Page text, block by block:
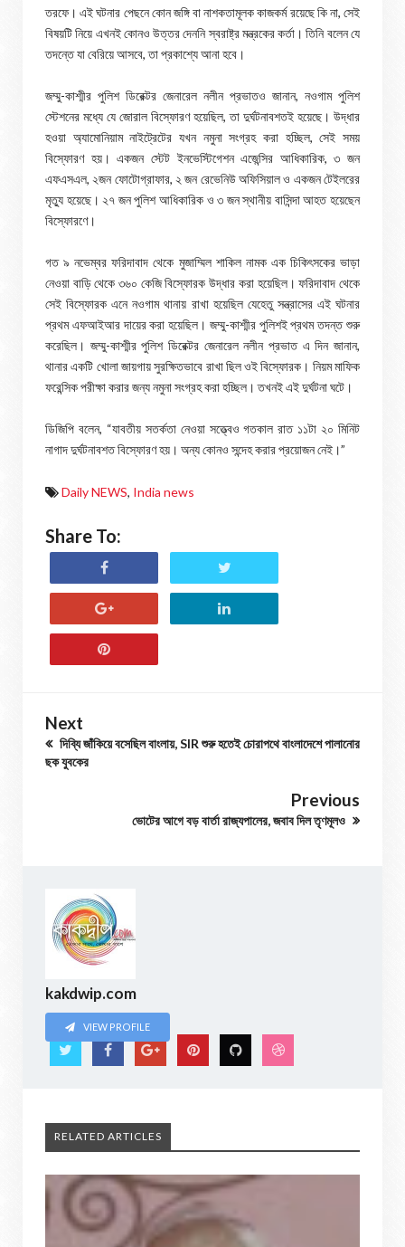
তরফে। এই ঘটনার পেছনে কোন জঙ্গি বা নাশকতামূলক কাজকর্ম রয়েছে কি না, সেই
বিষয়টি নিয়ে এখনই কোনও উত্তর দেননি স্বরাষ্ট্র মন্ত্রকের কর্তা। তিনি বলেন যে
তদন্তে যা বেরিয়ে আসবে, তা প্রকাশ্যে আনা হবে।
জম্মু-কাশ্মীর পুলিশ ডিরেক্টর জেনারেল নলীন প্রভাতও জানান, নওগাম পুলিশ
স্টেশনের মধ্যে যে জোরাল বিস্ফোরণ হয়েছিল, তা দুর্ঘটনাবশতই হয়েছে। উদ্ধার
হওয়া অ্যামোনিয়াম নাইট্রেটের যখন নমুনা সংগ্রহ করা হচ্ছিল, সেই সময়
বিস্ফোরণ হয়। একজন স্টেট ইনভেস্টিগেশন এজেন্সির আধিকারিক, ৩ জন
এফএসএল, ২জন ফোটোগ্রাফার, ২ জন রেভেনিউ অফিসিয়াল ও একজন টেইলরের
মৃত্যু হয়েছে। ২৭ জন পুলিশ আধিকারিক ও ৩ জন স্থানীয় বাসিন্দা আহত হয়েছেন
বিস্ফোরণে।
গত ৯ নভেম্বর ফরিদাবাদ থেকে মুজাম্মিল শাকিল নামক এক চিকিৎসকের ভাড়া
নেওয়া বাড়ি থেকে ৩৬০ কেজি বিস্ফোরক উদ্ধার করা হয়েছিল। ফরিদাবাদ থেকে
সেই বিস্ফোরক এনে নওগাম থানায় রাখা হয়েছিল যেহেতু সন্ত্রাসের এই ঘটনার
প্রথম এফআইআর দায়ের করা হয়েছিল। জম্মু-কাশ্মীর পুলিশই প্রথম তদন্ত শুরু
করেছিল। জম্মু-কাশ্মীর পুলিশ ডিরেক্টর জেনারেল নলীন প্রভাত এ দিন জানান,
থানার একটি খোলা জায়গায় সুরক্ষিতভাবে রাখা ছিল ওই বিস্ফোরক। নিয়ম মাফিক
ফরেন্সিক পরীক্ষা করার জন্য নমুনা সংগ্রহ করা হচ্ছিল। তখনই এই দুর্ঘটনা ঘটে।
ডিজিপি বলেন, “যাবতীয় সতর্কতা নেওয়া সত্ত্বেও গতকাল রাত ১১টা ২০ মিনিট
নাগাদ দুর্ঘটনাবশত বিস্ফোরণ হয়। অন্য কোনও সন্দেহ করার প্রয়োজন নেই।”
Daily NEWS, India news
Share To:
Next
দিব্যি জাঁকিয়ে বসেছিল বাংলায়, SIR শুরু হতেই চোরাপথে বাংলাদেশে পালানোর
ছক যুবকের
Previous
ভোটের আগে বড় বার্তা রাজ্যপালের, জবাব দিল তৃণমূলও
kakdwip.com
VIEW PROFILE
RELATED ARTICLES